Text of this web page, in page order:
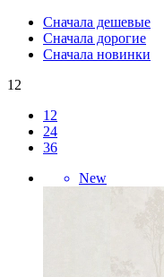
Сначала дешевые
Сначала дорогие
Сначала новинки
12
12
24
36
New